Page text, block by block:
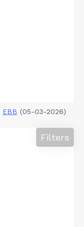
EBB (05-03-2026)
Filters